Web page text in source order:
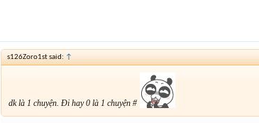
s126Zoro1st said: ↑
dk là 1 chuyện. Đi hay 0 là 1 chuyện #